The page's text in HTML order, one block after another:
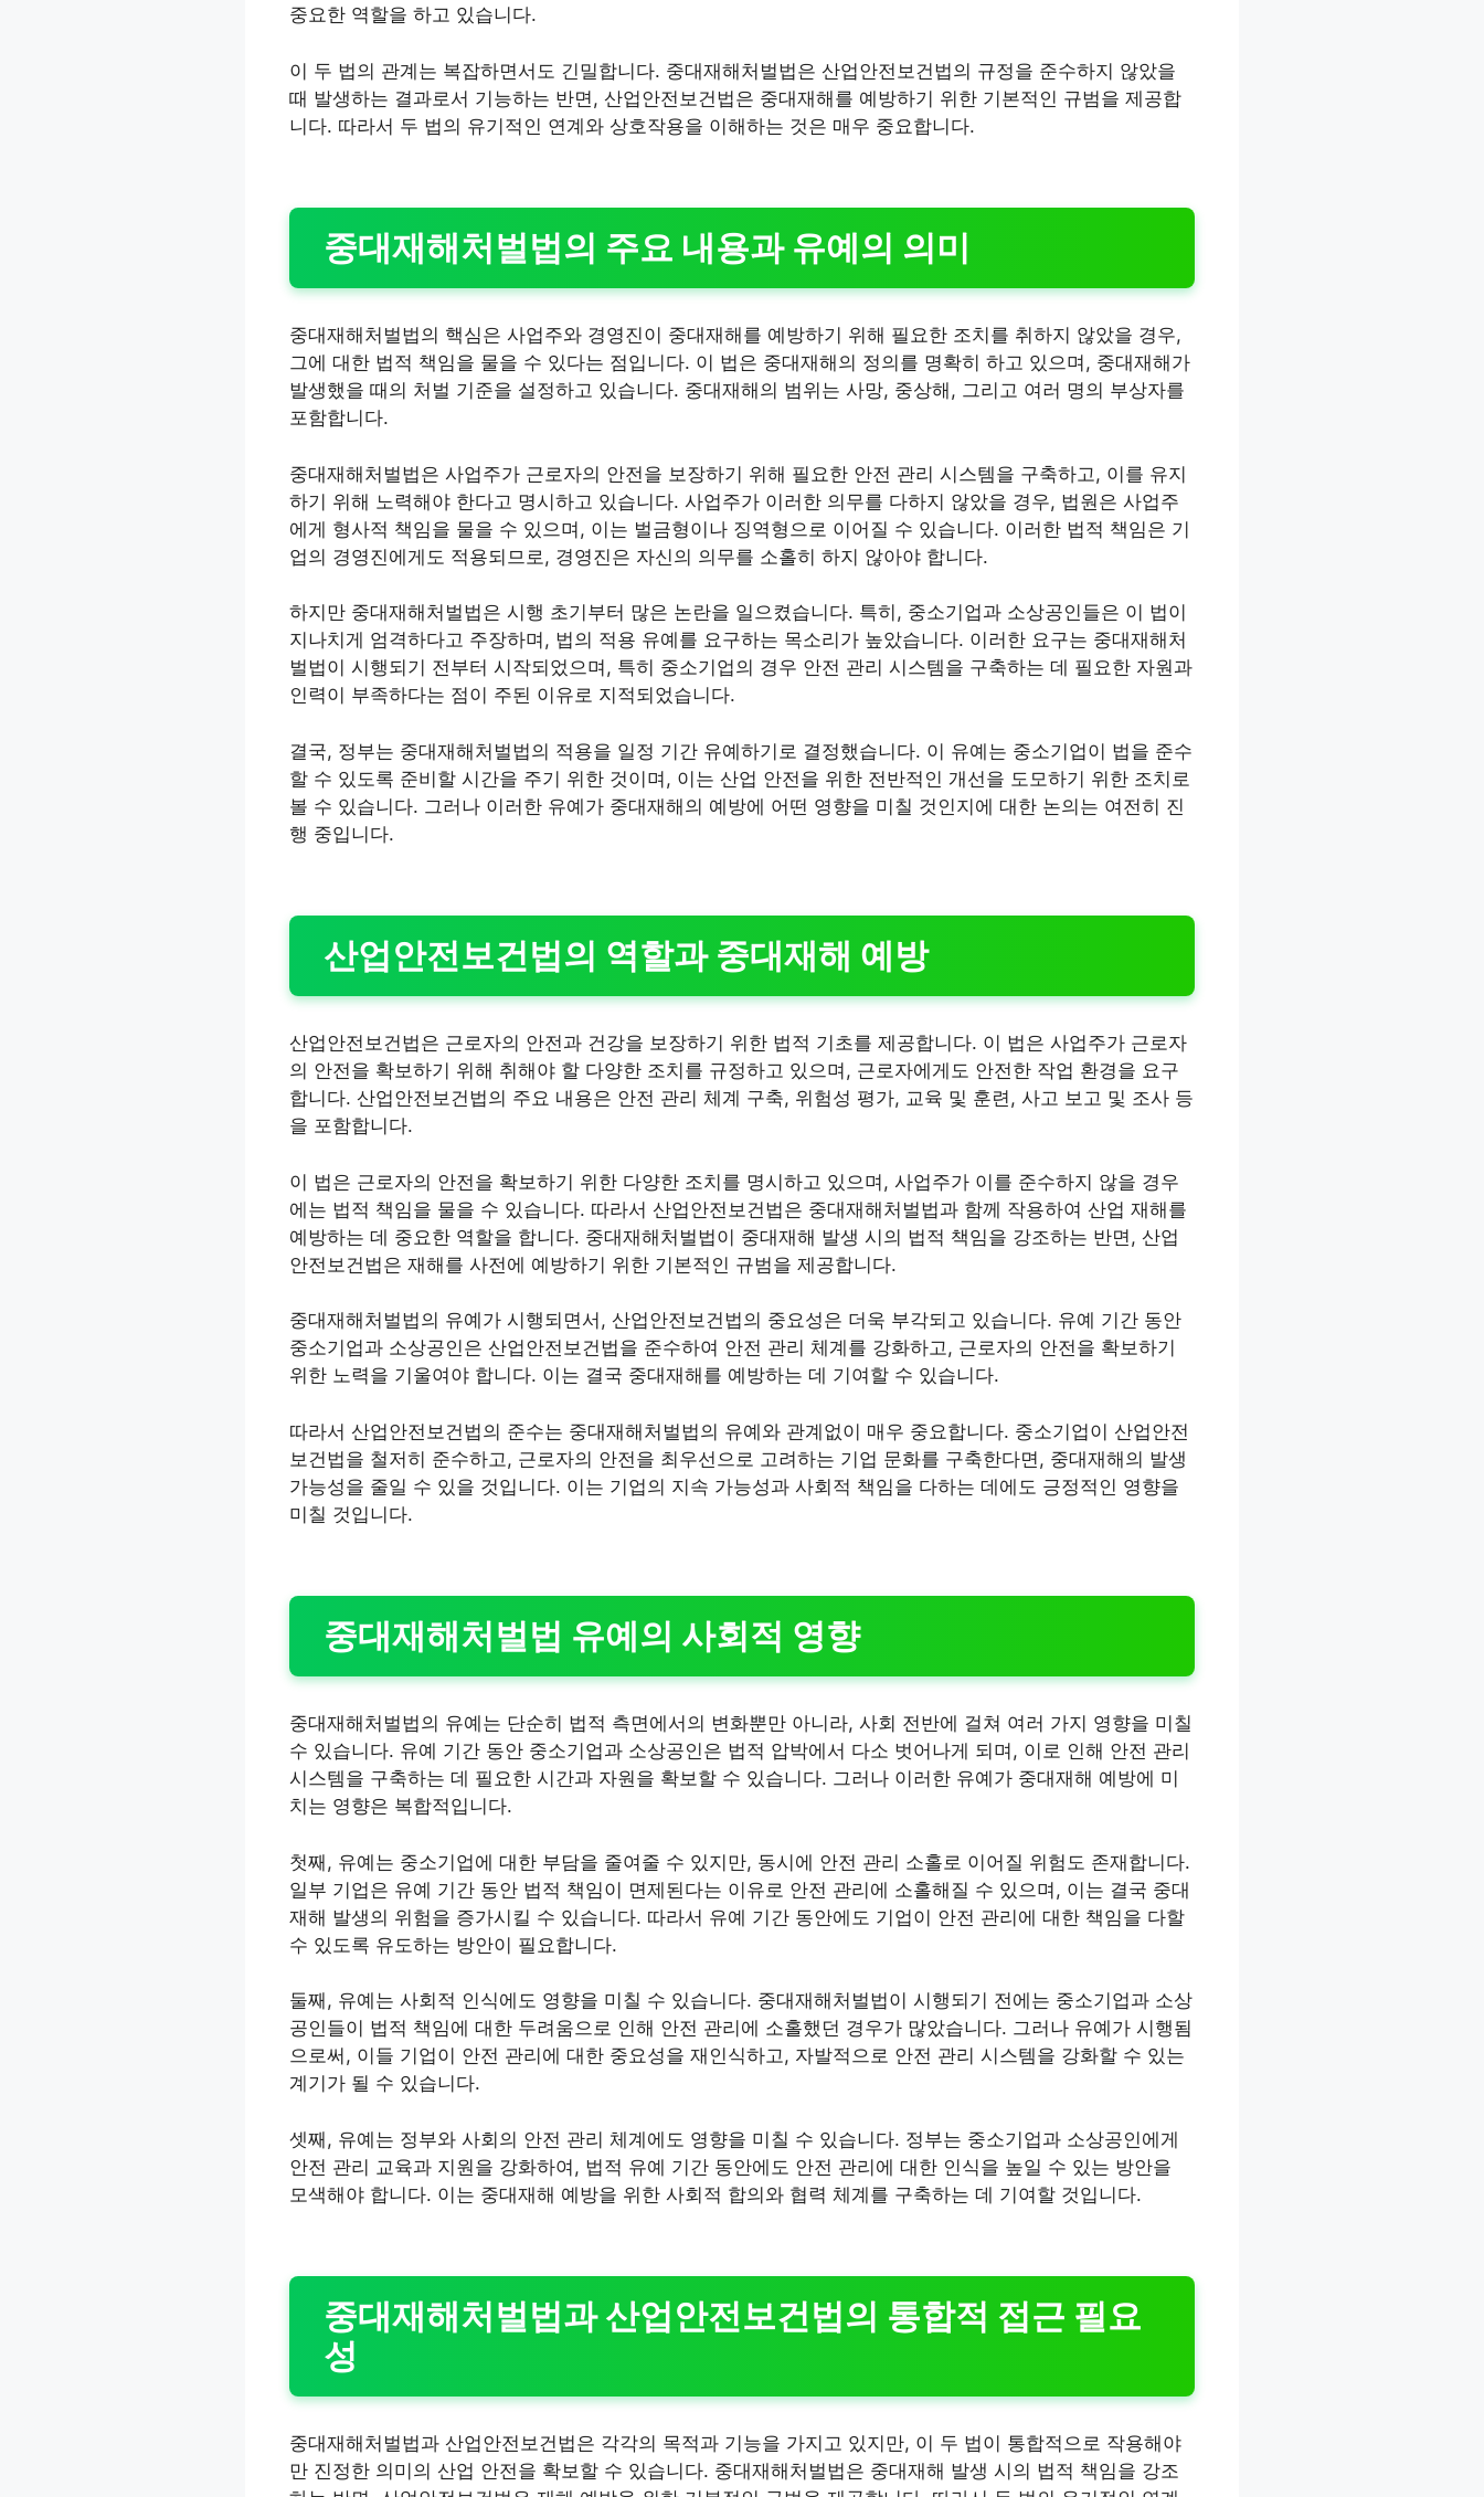
중요한 역할을 하고 있습니다.
이 두 법의 관계는 복잡하면서도 긴밀합니다. 중대재해처벌법은 산업안전보건법의 규정을 준수하지 않았을
때 발생하는 결과로서 기능하는 반면, 산업안전보건법은 중대재해를 예방하기 위한 기본적인 규범을 제공합
니다. 따라서 두 법의 유기적인 연계와 상호작용을 이해하는 것은 매우 중요합니다.
중대재해처벌법의 주요 내용과 유예의 의미
중대재해처벌법의 핵심은 사업주와 경영진이 중대재해를 예방하기 위해 필요한 조치를 취하지 않았을 경우,
그에 대한 법적 책임을 물을 수 있다는 점입니다. 이 법은 중대재해의 정의를 명확히 하고 있으며, 중대재해가
발생했을 때의 처벌 기준을 설정하고 있습니다. 중대재해의 범위는 사망, 중상해, 그리고 여러 명의 부상자를
포함합니다.
중대재해처벌법은 사업주가 근로자의 안전을 보장하기 위해 필요한 안전 관리 시스템을 구축하고, 이를 유지
하기 위해 노력해야 한다고 명시하고 있습니다. 사업주가 이러한 의무를 다하지 않았을 경우, 법원은 사업주
에게 형사적 책임을 물을 수 있으며, 이는 벌금형이나 징역형으로 이어질 수 있습니다. 이러한 법적 책임은 기
업의 경영진에게도 적용되므로, 경영진은 자신의 의무를 소홀히 하지 않아야 합니다.
하지만 중대재해처벌법은 시행 초기부터 많은 논란을 일으켰습니다. 특히, 중소기업과 소상공인들은 이 법이
지나치게 엄격하다고 주장하며, 법의 적용 유예를 요구하는 목소리가 높았습니다. 이러한 요구는 중대재해처
벌법이 시행되기 전부터 시작되었으며, 특히 중소기업의 경우 안전 관리 시스템을 구축하는 데 필요한 자원과
인력이 부족하다는 점이 주된 이유로 지적되었습니다.
결국, 정부는 중대재해처벌법의 적용을 일정 기간 유예하기로 결정했습니다. 이 유예는 중소기업이 법을 준수
할 수 있도록 준비할 시간을 주기 위한 것이며, 이는 산업 안전을 위한 전반적인 개선을 도모하기 위한 조치로
볼 수 있습니다. 그러나 이러한 유예가 중대재해의 예방에 어떤 영향을 미칠 것인지에 대한 논의는 여전히 진
행 중입니다.
산업안전보건법의 역할과 중대재해 예방
산업안전보건법은 근로자의 안전과 건강을 보장하기 위한 법적 기초를 제공합니다. 이 법은 사업주가 근로자
의 안전을 확보하기 위해 취해야 할 다양한 조치를 규정하고 있으며, 근로자에게도 안전한 작업 환경을 요구
합니다. 산업안전보건법의 주요 내용은 안전 관리 체계 구축, 위험성 평가, 교육 및 훈련, 사고 보고 및 조사 등
을 포함합니다.
이 법은 근로자의 안전을 확보하기 위한 다양한 조치를 명시하고 있으며, 사업주가 이를 준수하지 않을 경우
에는 법적 책임을 물을 수 있습니다. 따라서 산업안전보건법은 중대재해처벌법과 함께 작용하여 산업 재해를
예방하는 데 중요한 역할을 합니다. 중대재해처벌법이 중대재해 발생 시의 법적 책임을 강조하는 반면, 산업
안전보건법은 재해를 사전에 예방하기 위한 기본적인 규범을 제공합니다.
중대재해처벌법의 유예가 시행되면서, 산업안전보건법의 중요성은 더욱 부각되고 있습니다. 유예 기간 동안
중소기업과 소상공인은 산업안전보건법을 준수하여 안전 관리 체계를 강화하고, 근로자의 안전을 확보하기
위한 노력을 기울여야 합니다. 이는 결국 중대재해를 예방하는 데 기여할 수 있습니다.
따라서 산업안전보건법의 준수는 중대재해처벌법의 유예와 관계없이 매우 중요합니다. 중소기업이 산업안전
보건법을 철저히 준수하고, 근로자의 안전을 최우선으로 고려하는 기업 문화를 구축한다면, 중대재해의 발생
가능성을 줄일 수 있을 것입니다. 이는 기업의 지속 가능성과 사회적 책임을 다하는 데에도 긍정적인 영향을
미칠 것입니다.
중대재해처벌법 유예의 사회적 영향
중대재해처벌법의 유예는 단순히 법적 측면에서의 변화뿐만 아니라, 사회 전반에 걸쳐 여러 가지 영향을 미칠
수 있습니다. 유예 기간 동안 중소기업과 소상공인은 법적 압박에서 다소 벗어나게 되며, 이로 인해 안전 관리
시스템을 구축하는 데 필요한 시간과 자원을 확보할 수 있습니다. 그러나 이러한 유예가 중대재해 예방에 미
치는 영향은 복합적입니다.
첫째, 유예는 중소기업에 대한 부담을 줄여줄 수 있지만, 동시에 안전 관리 소홀로 이어질 위험도 존재합니다.
일부 기업은 유예 기간 동안 법적 책임이 면제된다는 이유로 안전 관리에 소홀해질 수 있으며, 이는 결국 중대
재해 발생의 위험을 증가시킬 수 있습니다. 따라서 유예 기간 동안에도 기업이 안전 관리에 대한 책임을 다할
수 있도록 유도하는 방안이 필요합니다.
둘째, 유예는 사회적 인식에도 영향을 미칠 수 있습니다. 중대재해처벌법이 시행되기 전에는 중소기업과 소상
공인들이 법적 책임에 대한 두려움으로 인해 안전 관리에 소홀했던 경우가 많았습니다. 그러나 유예가 시행됨
으로써, 이들 기업이 안전 관리에 대한 중요성을 재인식하고, 자발적으로 안전 관리 시스템을 강화할 수 있는
계기가 될 수 있습니다.
셋째, 유예는 정부와 사회의 안전 관리 체계에도 영향을 미칠 수 있습니다. 정부는 중소기업과 소상공인에게
안전 관리 교육과 지원을 강화하여, 법적 유예 기간 동안에도 안전 관리에 대한 인식을 높일 수 있는 방안을
모색해야 합니다. 이는 중대재해 예방을 위한 사회적 합의와 협력 체계를 구축하는 데 기여할 것입니다.
중대재해처벌법과 산업안전보건법의 통합적 접근 필요
성
중대재해처벌법과 산업안전보건법은 각각의 목적과 기능을 가지고 있지만, 이 두 법이 통합적으로 작용해야
만 진정한 의미의 산업 안전을 확보할 수 있습니다. 중대재해처벌법은 중대재해 발생 시의 법적 책임을 강조